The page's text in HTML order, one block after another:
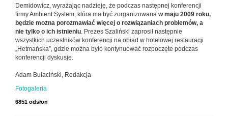
Demidowicz, wyrażając nadzieję, że podczas następnej konferencji
firmy Ambient System, która ma być zorganizowana w maju 2009 roku,
będzie można porozmawiać więcej o rozwiązaniach problemów, a
nie tylko o ich istnieniu. Prezes Szaliński zaprosił następnie
wszystkich uczestników konferencji na obiad w hotelowej restauracji
„Hetmańska”, gdzie można było kontynuować rozpoczęte podczas
konferencji dyskusje.
Adam Bułaciński, Redakcja
Fotogaleria
6851 odsłon